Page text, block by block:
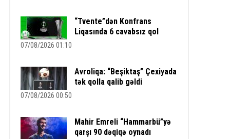
“Tvente”dən Konfrans
Liqasında 6 cavabsız qol
07/08/2026 01:10
Avroliqa: “Beşiktaş” Çexiyada
tək qolla qalib gəldi
07/08/2026 00:50
Mahir Emreli “Hammarbü”yə
qarşı 90 dəqiqə oynadı